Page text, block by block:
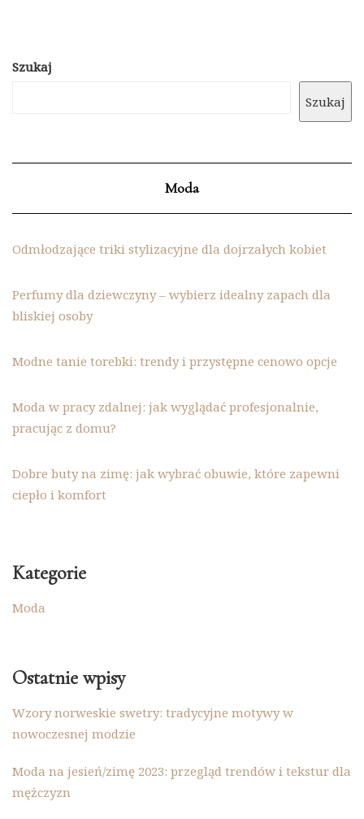
Szukaj
Szukaj
Moda
Odmłodzające triki stylizacyjne dla dojrzałych kobiet
Perfumy dla dziewczyny – wybierz idealny zapach dla
bliskiej osoby
Modne tanie torebki: trendy i przystępne cenowo opcje
Moda w pracy zdalnej: jak wyglądać profesjonalnie,
pracując z domu?
Dobre buty na zimę: jak wybrać obuwie, które zapewni
ciepło i komfort
Kategorie
Moda
Ostatnie wpisy
Wzory norweskie swetry: tradycyjne motywy w
nowoczesnej modzie
Moda na jesień/zimę 2023: przegląd trendów i tekstur dla
mężczyzn